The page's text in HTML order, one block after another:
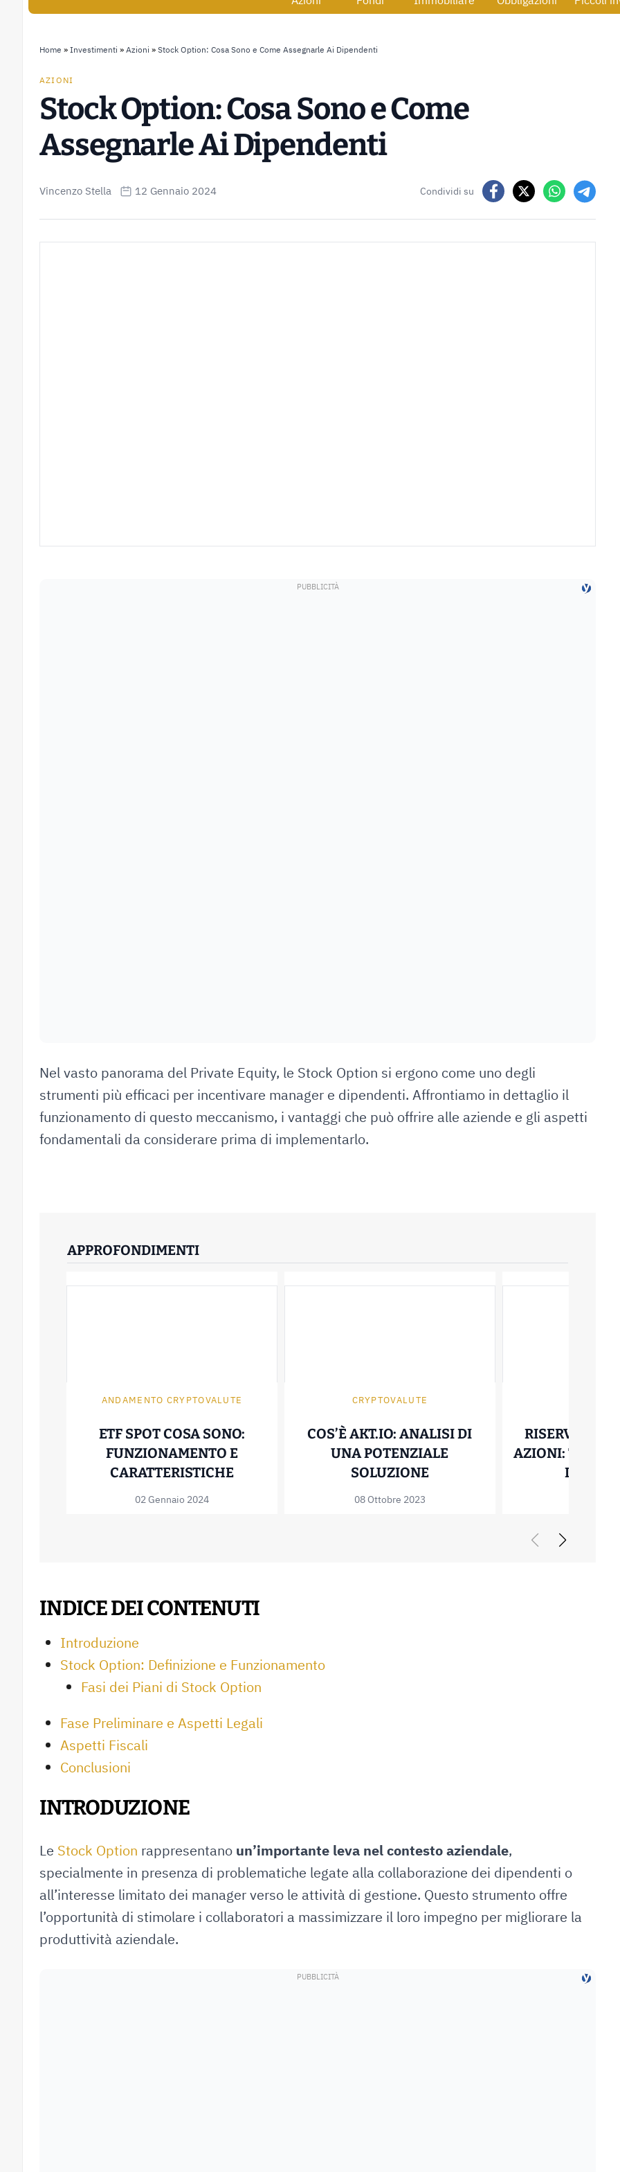
Home » Investimenti » Azioni » Stock Option: Cosa Sono e Come Assegnarle Ai Dipendenti
AZIONI
Stock Option: Cosa Sono e Come
Assegnarle Ai Dipendenti
Vincenzo Stella 12 Gennaio 2024 Condividi su
Nel vasto panorama del Private Equity, le Stock Option si ergono come uno degli
strumenti più efficaci per incentivare manager e dipendenti. Affrontiamo in dettaglio il
funzionamento di questo meccanismo, i vantaggi che può offrire alle aziende e gli aspetti
fondamentali da considerare prima di implementarlo.
APPROFONDIMENTI
ANDAMENTO CRYPTOVALUTE
ETF SPOT COSA SONO:
FUNZIONAMENTO E
CARATTERISTICHEETF SPOT COSA SONO: FUNZIONAMENTO E
02 Gennaio 2024
CRYPTOVALUTE
COS’È AKT.IO: ANALISI DI
UNA POTENZIALE
SOLUZIONECOS’È AKT.IO: ANALISI DI
08 Ottobre 2023
RISERVA
AZIONI: TUTTO
DEVI
INDICE DEI CONTENUTI
Introduzione
Stock Option: Definizione e Funzionamento
Fasi dei Piani di Stock Option
Fase Preliminare e Aspetti Legali
Aspetti Fiscali
Conclusioni
INTRODUZIONE
Le Stock Option rappresentano un’importante leva nel contesto aziendale,
specialmente in presenza di problematiche legate alla collaborazione dei dipendenti o
all’interesse limitato dei manager verso le attività di gestione. Questo strumento offre
l’opportunità di stimolare i collaboratori a massimizzare il loro impegno per migliorare la
produttività aziendale.